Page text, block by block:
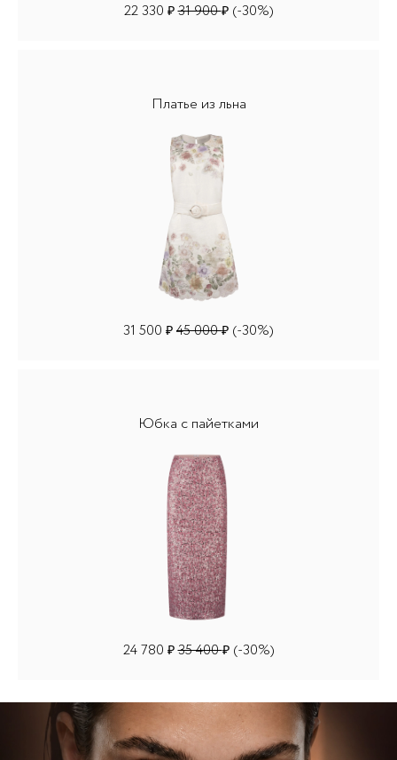
22 330 ₽ 31 900₽(-30%)
Платье из льна
31 500 ₽ 45 000₽ (-30%)
Юбка с пайетками
24 780 ₽ 35 400₽(-30%)